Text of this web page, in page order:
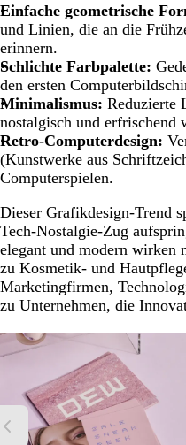
Einfache geometrische
und Linien, die an die
erinnern.
Schlichte Farbpalette:
den ersten
Minimalismus: Reduzierte
nostalgisch und erfrischend
Retro-Computerdesign:
(Kunstwerke aus
Computerspielen.
Dieser Grafikdesign-Trend
Tech-Nostalgie-Zug
elegant und modern wirken
zu Kosmetik- und
Marketingfirmen,
zu Unternehmen, die